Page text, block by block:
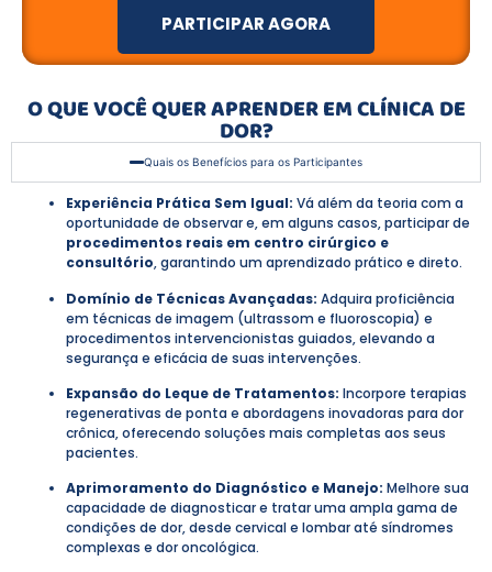
PARTICIPAR AGORA
O QUE VOCÊ QUER APRENDER EM CLÍNICA DE
DOR?
Quais os Benefícios para os Participantes
Experiência Prática Sem Igual: Vá além da teoria com a
oportunidade de observar e, em alguns casos, participar de
procedimentos reais em centro cirúrgico e
consultório, garantindo um aprendizado prático e direto.
Domínio de Técnicas Avançadas: Adquira proficiência
em técnicas de imagem (ultrassom e fluoroscopia) e
procedimentos intervencionistas guiados, elevando a
segurança e eficácia de suas intervenções.
Expansão do Leque de Tratamentos: Incorpore terapias
regenerativas de ponta e abordagens inovadoras para dor
crônica, oferecendo soluções mais completas aos seus
pacientes.
Aprimoramento do Diagnóstico e Manejo: Melhore sua
capacidade de diagnosticar e tratar uma ampla gama de
condições de dor, desde cervical e lombar até síndromes
complexas e dor oncológica.